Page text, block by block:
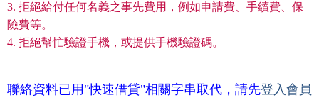
3. 拒絕給付任何名義之事先費用，例如申請費、手續費、保
險費等。
4. 拒絕幫忙驗證手機，或提供手機驗證碼。
聯絡資料已用"快速借貸"相關字串取代，請先登入會員